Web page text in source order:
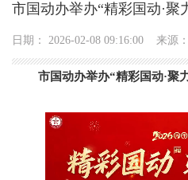
市国动办举办“精彩国动·聚
日期： 2026-02-08 09:16:00 来源：
市国动办举办“精彩国动·聚